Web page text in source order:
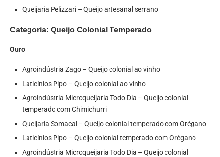
Queijaria Pelizzari – Queijo artesanal serrano
Categoria: Queijo Colonial Temperado
Ouro
Agroindústria Zago – Queijo colonial ao vinho
Laticínios Pipo – Queijo colonial ao vinho
Agroindústria Microqueijaria Todo Dia – Queijo colonial
temperado com Chimichurri
Queijaria Somacal – Queijo colonial temperado com Orégano
Laticínios Pipo – Queijo colonial temperado com Orégano
Agroindústria Microqueijaria Todo Dia – Queijo colonial